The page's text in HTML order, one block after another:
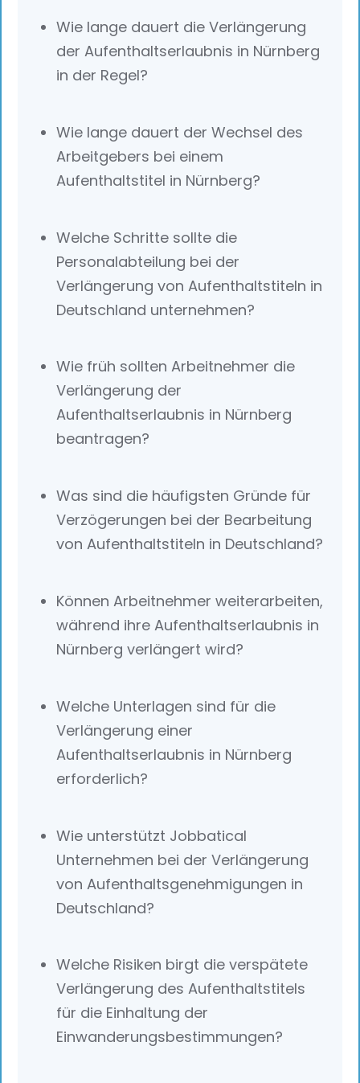
Wie lange dauert die Verlängerung
der Aufenthaltserlaubnis in Nürnberg
in der Regel?
Wie lange dauert der Wechsel des
Arbeitgebers bei einem
Aufenthaltstitel in Nürnberg?
Welche Schritte sollte die
Personalabteilung bei der
Verlängerung von Aufenthaltstiteln in
Deutschland unternehmen?
Wie früh sollten Arbeitnehmer die
Verlängerung der
Aufenthaltserlaubnis in Nürnberg
beantragen?
Was sind die häufigsten Gründe für
Verzögerungen bei der Bearbeitung
von Aufenthaltstiteln in Deutschland?
Können Arbeitnehmer weiterarbeiten,
während ihre Aufenthaltserlaubnis in
Nürnberg verlängert wird?
Welche Unterlagen sind für die
Verlängerung einer
Aufenthaltserlaubnis in Nürnberg
erforderlich?
Wie unterstützt Jobbatical
Unternehmen bei der Verlängerung
von Aufenthaltsgenehmigungen in
Deutschland?
Welche Risiken birgt die verspätete
Verlängerung des Aufenthaltstitels
für die Einhaltung der
Einwanderungsbestimmungen?